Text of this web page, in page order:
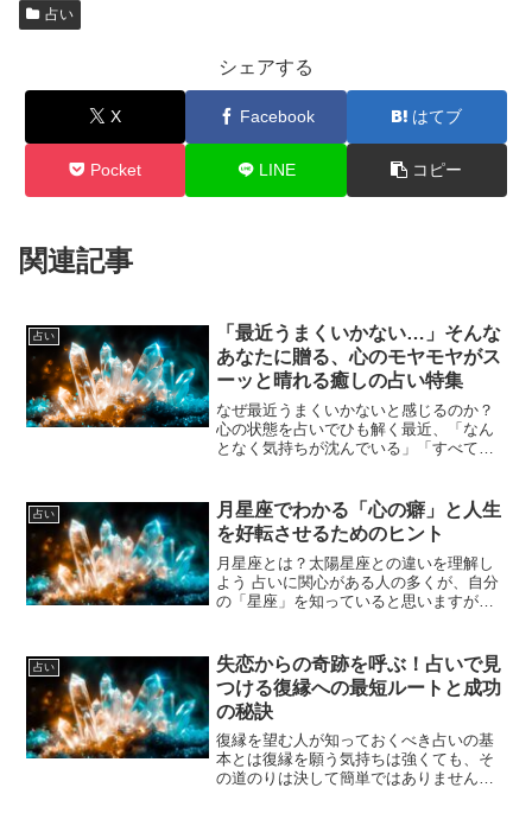
占い
シェアする
X Facebook はてブ
Pocket LINE コピー
関連記事
占い
「最近うまくいかない…」そんな
あなたに贈る、心のモヤモヤがス
ーッと晴れる癒しの占い特集
なぜ最近うまくいかないと感じるのか？
心の状態を占いでひも解く最近、「なん
となく気持ちが沈んでいる」「すべてが
運が悪いということではなく、心のバラ
ンスや波動の乱れによって...
占い
月星座でわかる「心の癖」と人生
を好転させるためのヒント
月星座とは？太陽星座との違いを理解し
よう 占いに関心がある人の多くが、自分
の「星座」を知っていると思いますが、
って決まるもので、いわばあなたの外
側、つまり社会的な顔や人...
占い
失恋からの奇跡を呼ぶ！占いで見
つける復縁への最短ルートと成功
の秘訣
復縁を望む人が知っておくべき占いの基
本とは復縁を願う気持ちは強くても、そ
の道のりは決して簡単ではありません。